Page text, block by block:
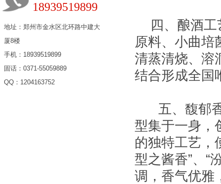
18939519899
地址：郑州市金水区北环路中建大
厦8楼
手机：18939519899
固话：0371-55059889
QQ：1204163752
四、酿酒工
原料、小曲培
清蒸清烧、溶
结合形成全国
五、馥郁香
型集于一身，
的独特工艺，
型之酱香”、“
调，香气优雅